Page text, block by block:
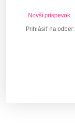
Novší príspevok
Prihlásiť na odber: